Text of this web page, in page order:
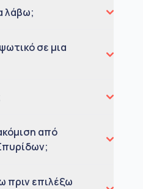
λάβω;
σε μια
από
πριν επιλέξω